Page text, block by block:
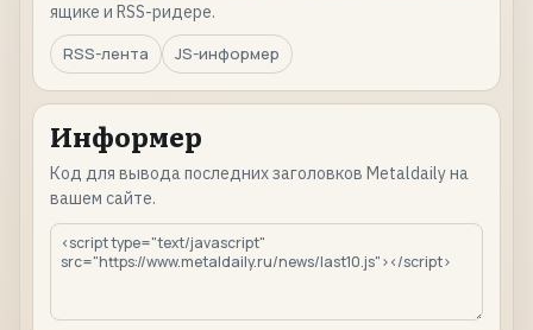
ящике и RSS-ридере.
RSS-лента
JS-информер
Информер
Код для вывода последних заголовков Metaldaily на
вашем сайте.